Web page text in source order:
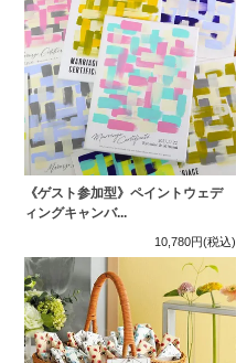
《ゲスト参加型》ペイントウェデ
ィングキャンバ...
10,780円(税込)